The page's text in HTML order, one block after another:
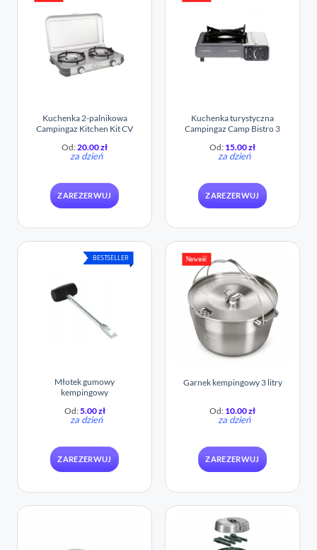
Kuchenka 2-palnikowa
Campingaz Kitchen Kit CV
Od:20.00zł
za dzień
ZAREZERWUJ
Kuchenka turystyczna
Campingaz Camp Bistro 3
Od: 15.00zł
za dzień
ZAREZERWUJ
BESTSELLER
Młotek gumowy
kempingowy
Od:5.00zł
za dzień
ZAREZERWUJ
Nowość
Garnek kempingowy 3 litry
Od: 10.00zł
za dzień
ZAREZERWUJ